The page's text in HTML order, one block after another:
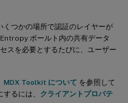
くつかの場所で認証のレイヤーが
ボールト内の共有データ
スを必要とするたびに、ユーザー
MDX Toolkit について を参照して
るには、 クライアントプロパテ